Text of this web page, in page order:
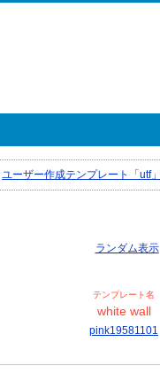
ユーザー作成テンプレート「utf」
ランダム表示
テンプレート名
white wall
pink19581101